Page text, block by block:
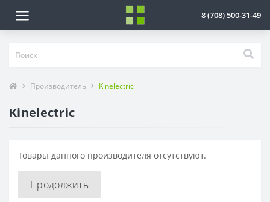
8 (708) 500-31-49
Производитель Kinelectric
Kinelectric
Товары данного производителя отсутствуют.
Продолжить